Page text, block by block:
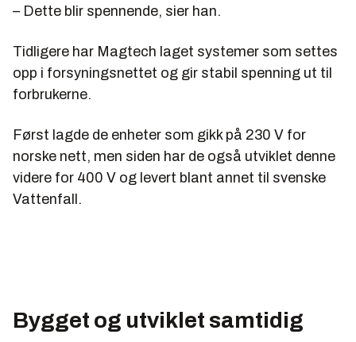
– Dette blir spennende, sier han.
Tidligere har Magtech laget systemer som settes
opp i forsyningsnettet og gir stabil spenning ut til
forbrukerne.
Først lagde de enheter som gikk på 230 V for
norske nett, men siden har de også utviklet denne
videre for 400 V og levert blant annet til svenske
Vattenfall.
Bygget og utviklet samtidig